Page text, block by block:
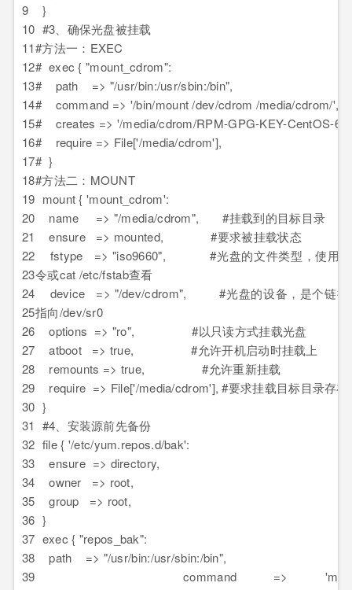
9
10
11
12
13
14
15
16
17
18
19
20
21
22
23
24
25
26
27
28
29
30
31
32
33
34
35
36
37
38
39
}
#3、确保光盘被挂载
#方法一：EXEC
# exec { "mount_cdrom":
# path => "/usr/bin:/usr/sbin:/bin",
# command => '/bin/mount /dev/cdrom /media/cdrom/',
# creates => '/media/cdrom/RPM-GPG-KEY-CentOS-6',
# require => File['/media/cdrom'],
# }
#方法二：MOUNT
mount { 'mount_cdrom':
name => "/media/cdrom", #挂载到的目标目录
ensure => mounted, #要求被挂载状态
fstype => "iso9660", #光盘的文件类型，使用
令或cat /etc/fstab查看
device => "/dev/cdrom", #光盘的设备，是个链接
指向/dev/sr0
options => "ro", #以只读方式挂载光盘
atboot => true, #允许开机启动时挂载上
remounts => true, #允许重新挂载
require => File['/media/cdrom'], #要求挂载目标目录存在
}
#4、安装源前先备份
file { '/etc/yum.repos.d/bak':
ensure => directory,
owner => root,
group => root,
}
exec { "repos_bak":
path => "/usr/bin:/usr/sbin:/bin",
command =>